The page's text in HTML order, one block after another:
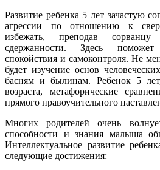
Развитие ребенка 5 лет зачастую
агрессии по отношению к
избежать, преподав
сдержанности. Здесь
спокойствия и самоконтроля. Не
будет изучение основ
басням и былинам. Ребенок 5
возраста, метафорические
прямого нравоучительного
Многих родителей очень
способности и знания малыша
Интеллектуальное развитие
следующие достижения: